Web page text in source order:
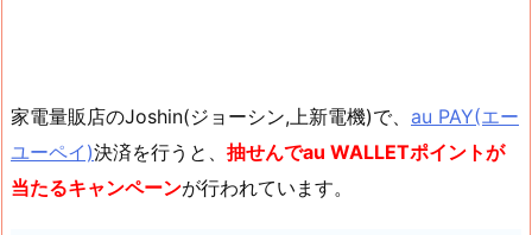
家電量販店のJoshin(ジョーシン,上新電機)で、 au PAY(エー
ユーペイ)決済を行うと、 抽せんでau WALLETポイントが
当たるキャンペーンが行われています。